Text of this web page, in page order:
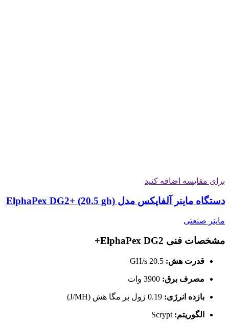
برای مقایسه اضافه کنید
دستگاه ماینر آلفاپکس مدل ElphaPex DG2+ (20.5 gh)
ماینر صنعتی
مشخصات فنی ElphaPex DG2+
قدرت هش: 20.5 GH/s
مصرف برق: 3900 وات
بازده انرژی: 0.19 ژول بر مگا هش (J/MH)
الگوریتم: Scrypt